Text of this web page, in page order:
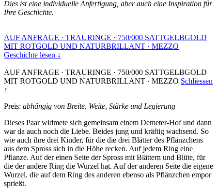
Dies ist eine individuelle Anfertigung, aber auch eine Inspiration für
Ihre Geschichte.
AUF ANFRAGE · TRAURINGE · 750/000 SATTGELBGOLD
MIT ROTGOLD UND NATURBRILLANT · MEZZO
Geschichte lesen ↓
AUF ANFRAGE · TRAURINGE · 750/000 SATTGELBGOLD
MIT ROTGOLD UND NATURBRILLANT · MEZZO Schliessen
↑
Preis: abhängig von Breite, Weite, Stärke und Legierung
Dieses Paar widmete sich gemeinsam einem Demeter-Hof und dann
war da auch noch die Liebe. Beides jung und kräftig wachsend. So
wie auch ihre drei Kinder, für die die drei Blätter des Pflänzchens
aus dem Spross sich in die Höhe recken. Auf jedem Ring eine
Pflanze. Auf der einen Seite der Spross mit Blättern und Blüte, für
die der andere Ring die Wurzel hat. Auf der anderen Seite die eigene
Wurzel, die auf dem Ring des anderen ebenso als Pflänzchen empor
sprießt.